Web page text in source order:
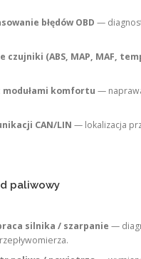
błędów OBD —
czujniki (ABS, MAP, MAF,
modułami komfortu —
CAN/LIN — lokalizacja
paliwowy
silnika / szarpanie —